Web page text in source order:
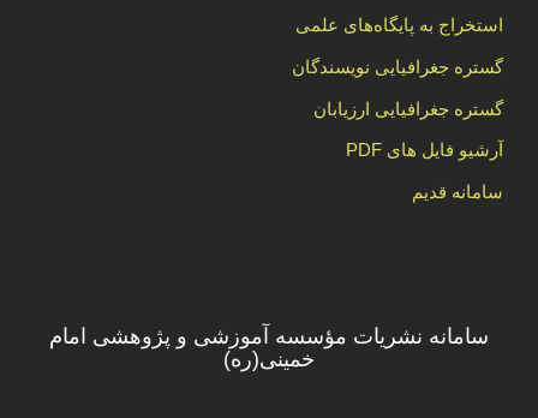
استخراج به پایگاه‌های علمی
گستره جغرافیایی نویسندگان
گستره جغرافیایی ارزیابان
آرشیو فایل های PDF
سامانه قدیم
سامانه نشریات مؤسسه آموزشی و پژوهشی امام
خمینی(ره)